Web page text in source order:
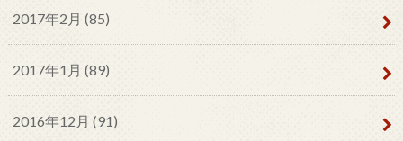
2017年2月 (85)
2017年1月 (89)
2016年12月 (91)